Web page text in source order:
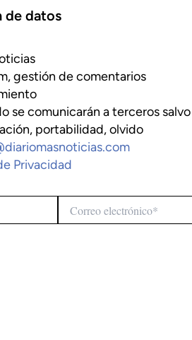
de datos
gestión de comentarios
se comunicarán a terceros
portabilidad, olvido
Privacidad
electrónico*